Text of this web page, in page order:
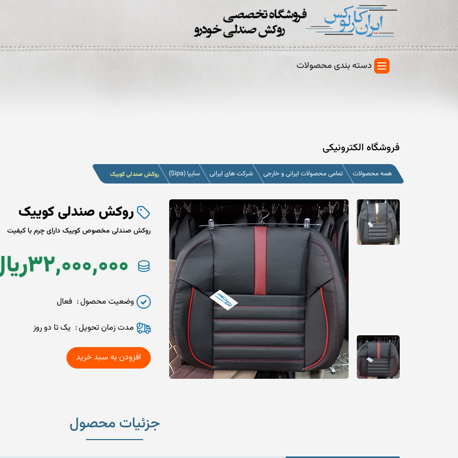
دسته بندی محصولات
فروشگاه الکترونیکی
همه محصولات تمامی محصولات ایرانی و خارجی شرکت های ایرانی سایپا (Sipa) روکش صندلی کوییک
روکش صندلی کوییک
روکش صندلی مخصوص کوییک دارای چرم با کیفیت
32,000,000
وضعیت محصول فعال
مدت زمان تحويل یک تا دو روز
جزئیات محصول